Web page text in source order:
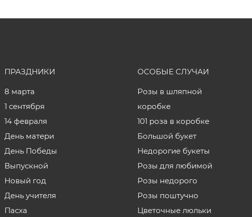
ПРАЗДНИКИ
8 марта
1 сентября
14 февраля
День матери
День Победы
Выпускной
Новый год
День учителя
Пасха
ОСОБЫЕ СЛУЧАИ
Розы в шляпной
коробке
101 роза в коробке
Большой букет
Недорогие букеты
Розы для любимой
Розы недорого
Розы поштучно
Цветочные люльки